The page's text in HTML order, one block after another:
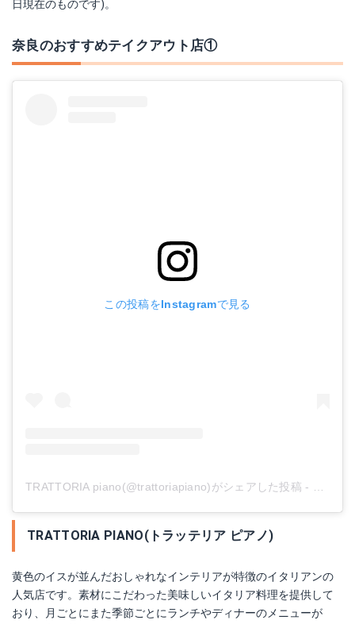
日現在のものです)。
奈良のおすすめテイクアウト店①
この投稿をInstagramで見る
TRATTORIA piano(@trattoriapiano)がシェアした投稿 - 2020年
TRATTORIA PIANO(トラッテリア ピアノ)
黄色のイスが並んだおしゃれなインテリアが特徴のイタリアンの
人気店です。素材にこだわった美味しいイタリア料理を提供して
おり、月ごとにまた季節ごとにランチやディナーのメニューが